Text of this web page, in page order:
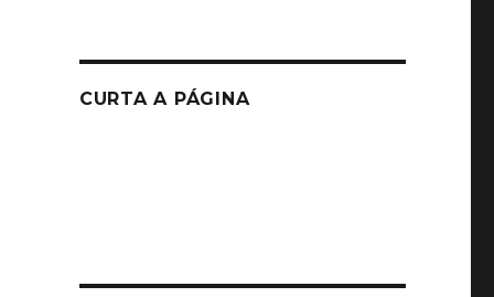
CURTA A PÁGINA